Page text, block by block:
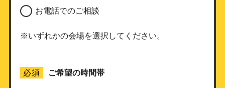
お電話でのご相談
※いずれかの会場を選択してください。
必須 ご希望の時間帯